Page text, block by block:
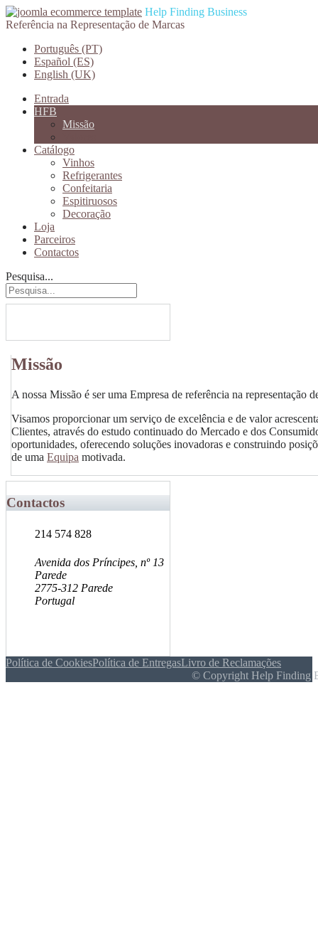
Help Finding Business
Referência na Representação de Marcas
Português (PT)
Español (ES)
English (UK)
Entrada
HFB
Missão
Catálogo
Vinhos
Refrigerantes
Confeitaria
Espitiruosos
Decoração
Loja
Parceiros
Contactos
Pesquisa...
Missão
A nossa Missão é ser uma Empresa de referência na representação
Visamos proporcionar um serviço de excelência e de valor
Clientes, através do estudo continuado do Mercado e dos
oportunidades, oferecendo soluções inovadoras e construindo
de uma Equipa motivada.
Contactos
214 574 828
Avenida dos Príncipes, nº 13
Parede
2775-312 Parede
Portugal
Política de CookiesPolítica de EntregasLivro de Reclamações
© Copyright Help Finding